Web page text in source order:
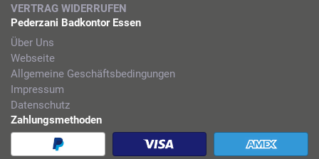
VERTRAG WIDERRUFEN
Pederzani Badkontor Essen
Über Uns
Webseite
Allgemeine Geschäftsbedingungen
Impressum
Datenschutz
Zahlungsmethoden